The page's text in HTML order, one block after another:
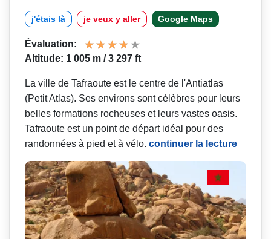
j'étais là je veux y aller Google Maps
Évaluation:
Altitude: 1 005 m / 3 297 ft
La ville de Tafraoute est le centre de l'Antiatlas
(Petit Atlas). Ses environs sont célèbres pour leurs
belles formations rocheuses et leurs vastes oasis.
Tafraoute est un point de départ idéal pour des
randonnées à pied et à vélo. continuer la lecture